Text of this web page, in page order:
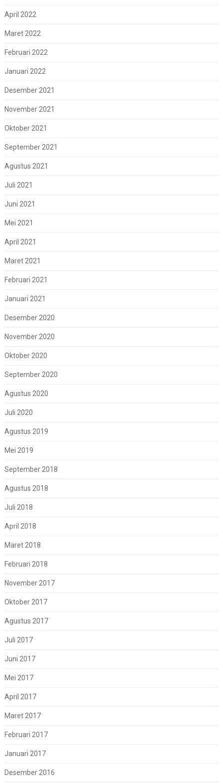
April 2022
Maret 2022
Februari 2022
Januari 2022
Desember 2021
November 2021
Oktober 2021
September 2021
Agustus 2021
Juli 2021
Juni 2021
Mei 2021
April 2021
Maret 2021
Februari 2021
Januari 2021
Desember 2020
November 2020
Oktober 2020
September 2020
Agustus 2020
Juli 2020
Agustus 2019
Mei 2019
September 2018
Agustus 2018
Juli 2018
April 2018
Maret 2018
Februari 2018
November 2017
Oktober 2017
Agustus 2017
Juli 2017
Juni 2017
Mei 2017
April 2017
Maret 2017
Februari 2017
Januari 2017
Desember 2016